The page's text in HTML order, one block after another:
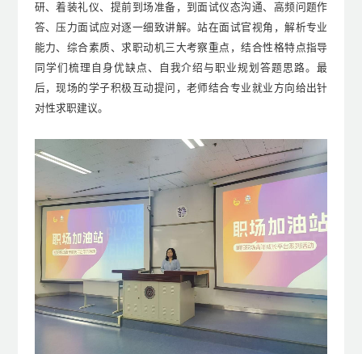
研、着装礼仪、提前到场准备，到面试仪态沟通、高频问题作
答、压力面试应对逐一细致讲解。站在面试官视角，解析专业
能力、综合素质、求职动机三大考察重点，结合性格特点指导
同学们梳理自身优缺点、自我介绍与职业规划答题思路。最
后，现场的学子积极互动提问，老师结合专业就业方向给出针
对性求职建议。